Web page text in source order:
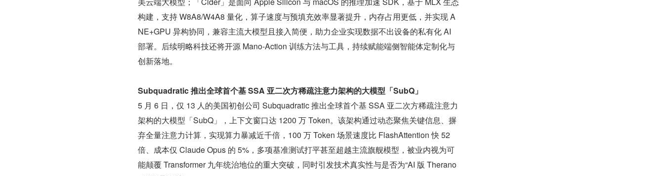
构建，支持 W8A8/W4A8 量化，算子速度与预填充效率显著提升，内存占用更低，并实现 A
NE+GPU 异构协同，兼容主流大模型且接入简便，助力企业实现数据不出设备的私有化 AI
部署。后续明略科技还将开源 Mano-Action 训练方法与工具，持续赋能端侧智能体定制化与
创新落地。
Subquadratic 推出全球首个基 SSA 亚二次方稀疏注意力架构的大模型「SubQ」
5 月 6 日，仅 13 人的美国初创公司 Subquadratic 推出全球首个基 SSA 亚二次方稀疏注意力
架构的大模型「SubQ」，上下文窗口达 1200 万 Token。该架构通过动态聚焦关键信息、摒
弃全量注意力计算，实现算力暴减近千倍，100 万 Token 场景速度比 FlashAttention 快 52
倍、成本仅 Claude Opus 的 5%，多项基准测试打平甚至超越主流旗舰模型，被业内视为可
能颠覆 Transformer 九年统治地位的重大突破，同时引发技术真实性与是否为“AI 版 Therano